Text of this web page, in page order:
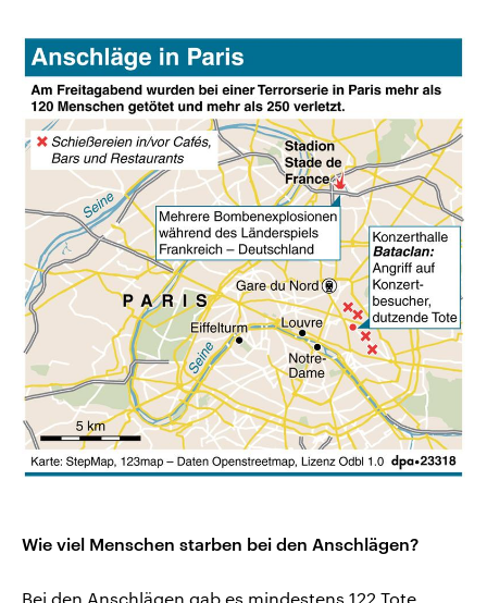
Wie viel Menschen starben bei den Anschlägen?
Bei den Anschlägen gab es mindestens 122 Tote.